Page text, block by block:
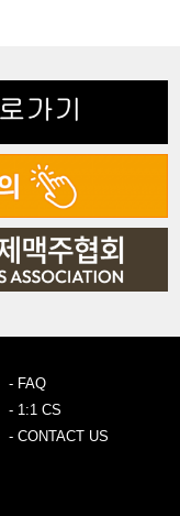
- FAQ
- 1:1 CS
- CONTACT US